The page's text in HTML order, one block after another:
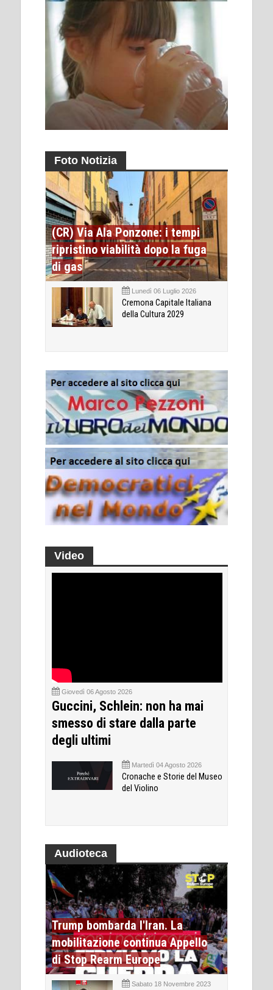
Foto Notizia
(CR) Via Ala Ponzone: i tempi
ripristino viabilità dopo la fuga
di gas
Lunedì 06 Luglio 2026
Cremona Capitale Italiana
della Cultura 2029
Video
Giovedì 06 Agosto 2026
Guccini, Schlein: non ha mai
smesso di stare dalla parte
degli ultimi
Martedì 04 Agosto 2026
Cronache e Storie del Museo
del Violino
Audioteca
Trump bombarda l'Iran. La
mobilitazione continua Appello
di Stop Rearm Europe
Sabato 18 Novembre 2023